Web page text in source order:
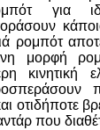
για
ρομπότ
μορφή
κινητική
οτιδήποτε
που